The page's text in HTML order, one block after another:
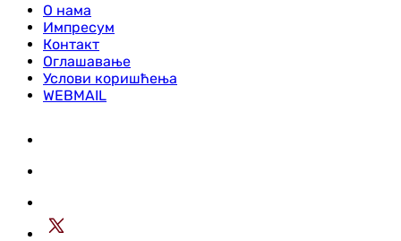
О нама
Импресум
Контакт
Оглашавање
Услови коришћења
WEBMAIL